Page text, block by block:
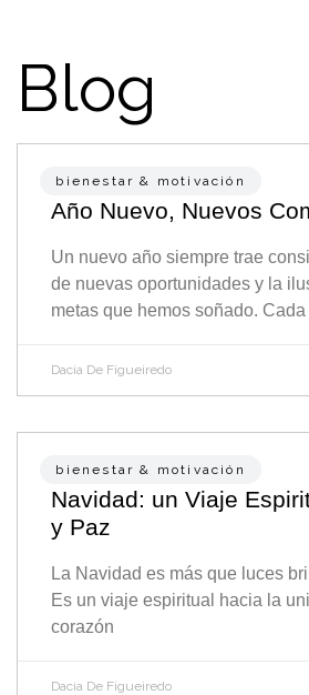
content
Blog
bienestar & motivación
Año Nuevo, Nuevos
Un nuevo año siempre trae
de nuevas oportunidades y la
metas que hemos soñado.
Dacia De Figueiredo
bienestar & motivación
Navidad: un Viaje
y Paz
La Navidad es más que luces
Es un viaje espiritual hacia la
corazón
Dacia De Figueiredo
Page Page